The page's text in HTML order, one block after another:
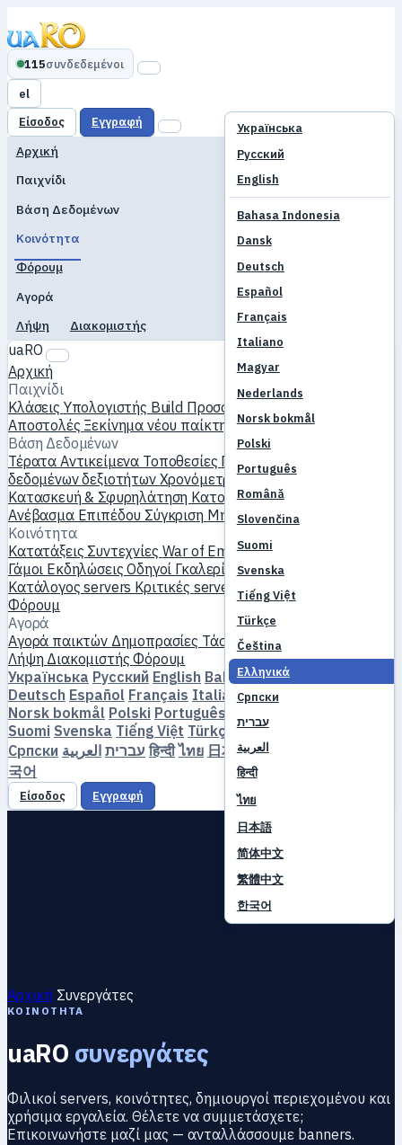
115συνδεδεμένοι
el
Українська
Русский
English
Bahasa Indonesia
Dansk
Deutsch
Español
Français
Italiano
Magyar
Nederlands
Norsk bokmål
Polski
Português
Română
Slovenčina
Suomi
Svenska
Tiếng Việt
Türkçe
Čeština
Ελληνικά
Српски
עברית
العربية
हिन्दी
ไทย
日本語
简体中文
繁體中文
한국어
Είσοδος Εγγραφή
Αρχική
Παιχνίδι
Βάση Δεδομένων
Κοινότητα
Φόρουμ
Αγορά
Λήψη
Διακομιστής
uaRO
Αρχική
Παιχνίδι
Κλάσεις Υπολογιστής Build Προσομοιωτής δεξιοτήτων
Αποστολές Ξεκίνημα νέου παίκτη
Βάση Δεδομένων
Τέρατα Αντικείμενα Τοποθεσίες Παγκόσμιος χάρτης
δεδομένων δεξιοτήτων Χρονόμετρα MVPΟδηγός Farming
Κατασκευή & Σφυρηλάτηση ΚατοικίδιαΧομούνκουλους
Ανέβασμα Επιπέδου Σύγκριση ΜηχανισμοίΑναφορές
Κοινότητα
Κατατάξεις Συντεχνίες War of Emperium
Γάμοι ΕκδηλώσειςΟδηγοί Γκαλερί ΒίντεοΙστολόγια
Κατάλογος servers Κριτικές servers Συνεργάτες
Φόρουμ
Αγορά
Αγορά παικτών Δημοπρασίες Τάσεις τιμών
Λήψη ΔιακομιστήςΦόρουμ
Українська Русский English Bahasa Indonesia
Deutsch Español Français Italiano Magyar
Norsk bokmål Polski Português
Suomi Svenska Tiếng Việt Türkçe Čeština
Српски
עברית العربية हिन्दी ไทย 日本語 简体中文
국어
Είσοδος Εγγραφή
Αρχική Συνεργάτες
ΚΟΙΝΌΤΗΤΑ
uaRO συνεργάτες
Φιλικοί servers, κοινότητες, δημιουργοί περιεχομένου και
χρήσιμα εργαλεία. Θέλετε να συμμετάσχετε;
Επικοινωνήστε μαζί μας — ανταλλάσσουμε banners.